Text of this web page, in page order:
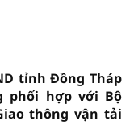
tỉnh Đồng Tháp
phối hợp với Bộ
thông vận tải